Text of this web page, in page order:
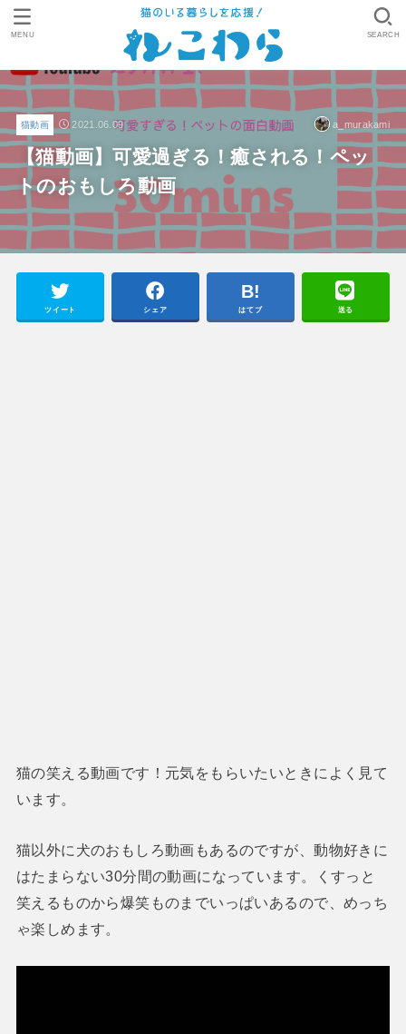
SEARCH
MENU
猫動画 2021.06.09 a_murakami
【猫動画】可愛過ぎる！癒される！ペッ
トのおもしろ動画
ツイート シェア はてブ 送る
猫の笑える動画です！元気をもらいたいときによく見て
います。
猫以外に犬のおもしろ動画もあるのですが、動物好きに
はたまらない30分間の動画になっています。くすっと
笑えるものから爆笑ものまでいっぱいあるので、めっち
ゃ楽しめます。